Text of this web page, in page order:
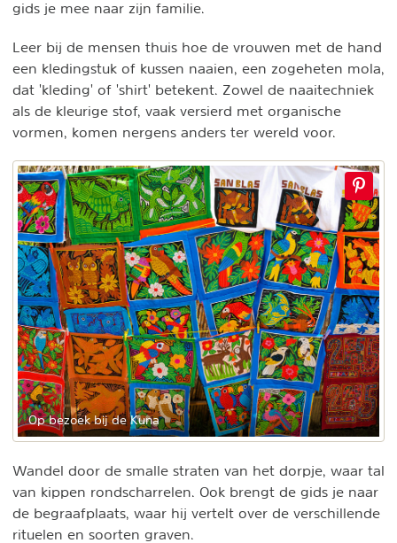
gids je mee naar zijn familie.
Leer bij de mensen thuis hoe de vrouwen met de hand
een kledingstuk of kussen naaien, een zogeheten mola,
dat 'kleding' of 'shirt' betekent. Zowel de naaitechniek
als de kleurige stof, vaak versierd met organische
vormen, komen nergens anders ter wereld voor.
Op bezoek bij de Kuna
Wandel door de smalle straten van het dorpje, waar tal
van kippen rondscharrelen. Ook brengt de gids je naar
de begraafplaats, waar hij vertelt over de verschillende
rituelen en soorten graven.